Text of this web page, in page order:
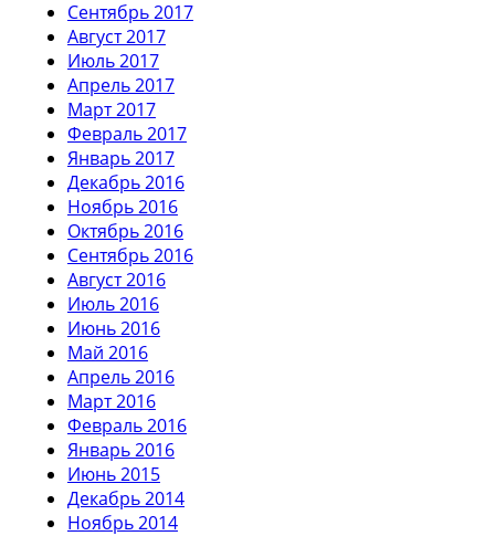
Сентябрь 2017
Август 2017
Июль 2017
Апрель 2017
Март 2017
Февраль 2017
Январь 2017
Декабрь 2016
Ноябрь 2016
Октябрь 2016
Сентябрь 2016
Август 2016
Июль 2016
Июнь 2016
Май 2016
Апрель 2016
Март 2016
Февраль 2016
Январь 2016
Июнь 2015
Декабрь 2014
Ноябрь 2014